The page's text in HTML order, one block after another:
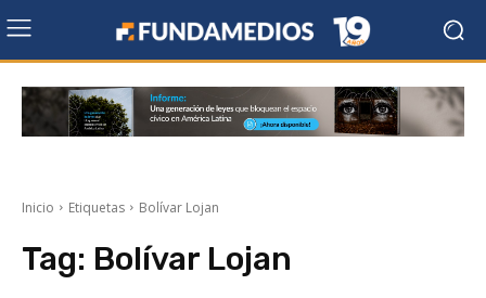
Inicio Etiquetas Bolívar Lojan
Tag: Bolívar Lojan